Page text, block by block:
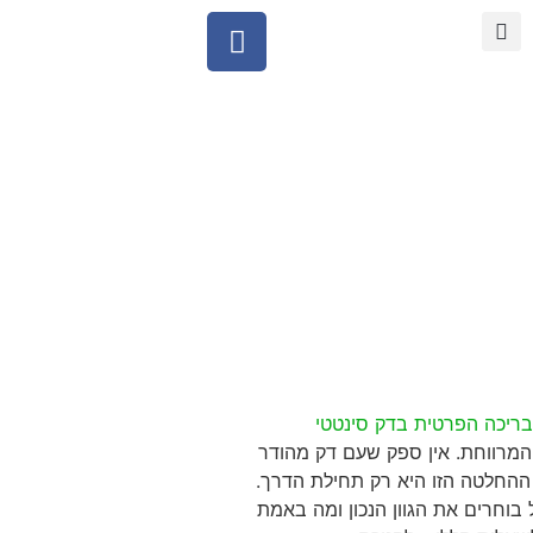
הפרטית בדק סינטטי
אין ספק שעם דק מהודר
ההחלטה הזו היא רק תחילת הדרך.
את הגוון הנכון ומה באמת